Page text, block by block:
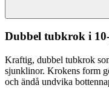
Dubbel tubkrok i
Kraftig, dubbel tubkrok
sjunklinor. Krokens form
och ändå undvika bottenna